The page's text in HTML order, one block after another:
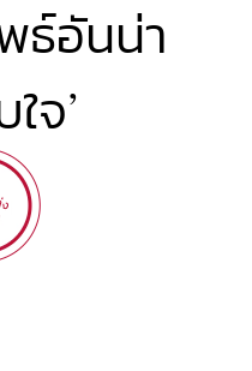
ธ์อันน่า
จ’